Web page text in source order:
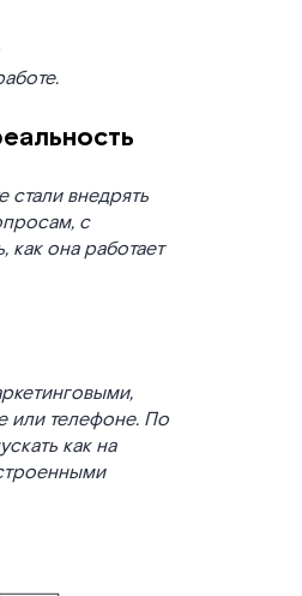
стали внедрять
с
как она работает
или телефоне. По
как на